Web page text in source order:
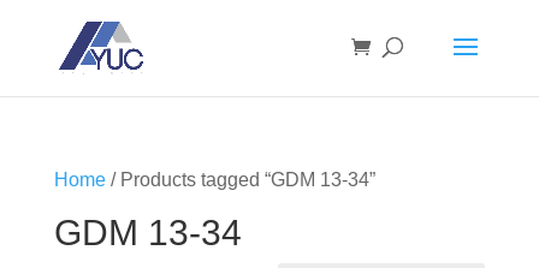
Home/ Products tagged “GDM 13-34”
GDM 13-34